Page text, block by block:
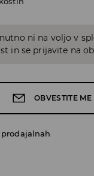
ni na voljo v
in se prijavite na
OBVESTITE ME